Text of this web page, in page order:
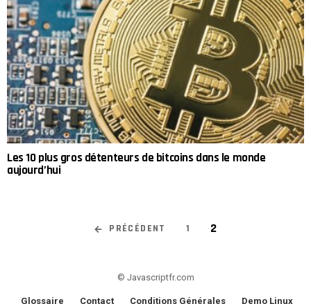
Les 10 plus gros détenteurs de bitcoins dans le monde
aujourd’hui
PRÉCÉDENT 1 2
© Javascriptfr.com
Glossaire Contact Conditions Générales Demo Linux